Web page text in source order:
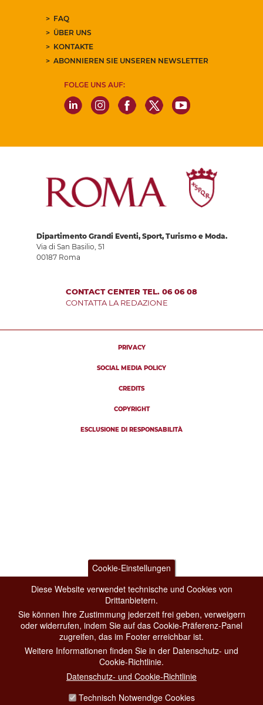
FAQ
ÜBER UNS
KONTAKTE
ABONNIEREN SIE UNSEREN NEWSLETTER
FOLGE UNS AUF:
Dipartimento Grandi Eventi, Sport, Turismo e Moda.
Via di San Basilio, 51
00187 Roma
CONTACT CENTER TEL. 06 06 08
CONTATTA LA REDAZIONE
PRIVACY
SOCIAL MEDIA POLICY
CREDITS
COPYRIGHT
ESCLUSIONE DI RESPONSABILITÀ
Cookie-Einstellungen
Diese Website verwendet technische und Cookies von
Drittanbietern.
Sie können Ihre Zustimmung jederzeit frei geben, verweigern
oder widerrufen, indem Sie auf das Cookie-Präferenz-Panel
zugreifen, das im Footer erreichbar ist.
Weitere Informationen finden Sie in der Datenschutz- und
Cookie-Richtlinie.
Datenschutz- und Cookie-Richtlinie
Technisch Notwendige Cookies